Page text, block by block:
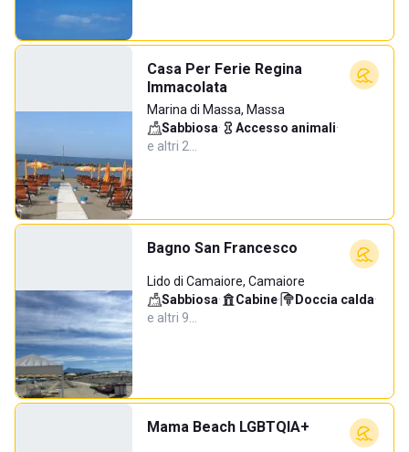
Casa Per Ferie Regina
Immacolata
Marina di Massa, Massa
Sabbiosa· Accesso animali·
e altri 2…
Bagno San Francesco
Lido di Camaiore, Camaiore
Sabbiosa· Cabine· Doccia calda·
e altri 9…
Mama Beach LGBTQIA+